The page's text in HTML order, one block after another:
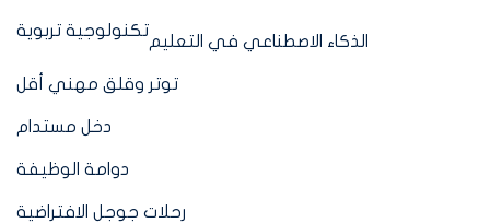
تكنولوجية تربوية
الذكاء الاصطناعي في التعليم
توتر وقلق مهني أقل
دخل مستدام
دوامة الوظيفة
رحلات جوجل الافتراضية